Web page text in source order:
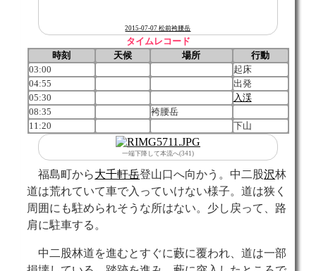
2015-07-07 松前袴腰岳
タイムレコード
時刻
天候 場所
行動
03:00
起床
04:55
出発
05:30
入渓
08:35
袴腰岳
11:20
下山
一端下降して本流へ(341)
福島町から大千軒岳登山口へ向かう。中二股沢林
道は荒れていて車で入っていけない様子。道は狭く
周囲にも駐められそうな所はない。少し戻って、路
肩に駐車する。
中二股林道を進むとすぐに藪に覆われ、道は一部